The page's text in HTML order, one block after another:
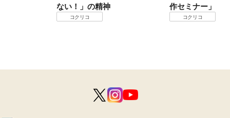
ない！」の精神
コクリコ
作セミナー」
コクリコ